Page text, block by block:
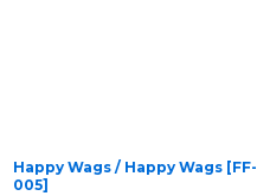
Happy Wags / Happy Wags [FF-
005]